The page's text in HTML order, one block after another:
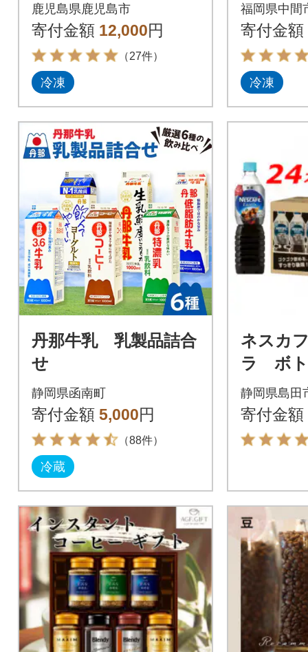
鹿児島県鹿児島市
寄付金額 12,000円
（27件）
冷凍
300万食
つ鍋を
福岡県中間
寄付金額
冷凍
丹那牛乳 乳製品詰合
せ
静岡県函南町
寄付金額 5,000円
（88件）
冷蔵
ネスカ
ラ ボト
無糖
(24本)
静岡県島田
寄付金額